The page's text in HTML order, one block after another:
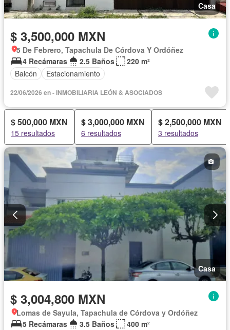
Casa
$ 3,500,000 MXN
5 De Febrero, Tapachula De Córdova Y Ordóñez
4 Recámaras
2.5 Baños
220 m²
Balcón
Estacionamiento
22/06/2026 en - INMOBILIARIA LEÓN & ASOCIADOS
$ 500,000 MXN
15 resultados
$ 3,000,000 MXN
6 resultados
$ 2,500,000 MXN
3 resultados
Casa
$ 3,004,800 MXN
Lomas de Sayula, Tapachula de Córdova y Ordóñez
5 Recámaras
3.5 Baños
400 m²